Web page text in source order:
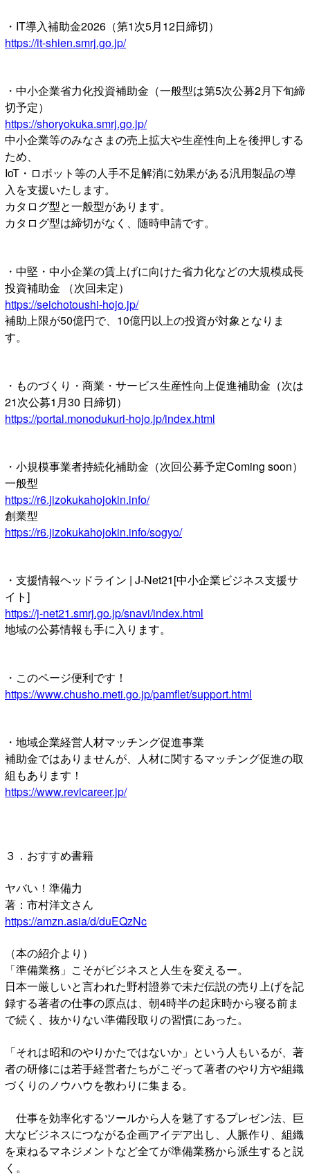
・IT導入補助金2026（第1次5月12日締切）
https://it-shien.smrj.go.jp/
・中小企業省力化投資補助金（一般型は第5次公募2月下旬締
切予定）
https://shoryokuka.smrj.go.jp/
中小企業等のみなさまの売上拡大や生産性向上を後押しする
ため、
IoT・ロボット等の人手不足解消に効果がある汎用製品の導
入を支援いたします。
カタログ型と一般型があります。
カタログ型は締切がなく、随時申請です。
・中堅・中小企業の賃上げに向けた省力化などの大規模成長
投資補助金 （次回未定）
https://seichotoushi-hojo.jp/
補助上限が50億円で、10億円以上の投資が対象となりま
す。
・ものづくり・商業・サービス生産性向上促進補助金（次は
21次公募1月30 日締切）
https://portal.monodukuri-hojo.jp/index.html
・小規模事業者持続化補助金（次回公募予定Coming soon）
一般型
https://r6.jizokukahojokin.info/
創業型
https://r6.jizokukahojokin.info/sogyo/
・支援情報ヘッドライン | J-Net21[中小企業ビジネス支援サ
イト]
https://j-net21.smrj.go.jp/snavi/index.html
地域の公募情報も手に入ります。
・このページ便利です！
https://www.chusho.meti.go.jp/pamflet/support.html
・地域企業経営人材マッチング促進事業
補助金ではありませんが、人材に関するマッチング促進の取
組もあります！
https://www.revicareer.jp/
３．おすすめ書籍
ヤバい！準備力
著：市村洋文さん
https://amzn.asia/d/duEQzNc
（本の紹介より）
「準備業務」こそがビジネスと人生を変えるー。
日本一厳しいと言われた野村證券で未だ伝説の売り上げを記
録する著者の仕事の原点は、朝4時半の起床時から寝る前ま
で続く、抜かりない準備段取りの習慣にあった。
「それは昭和のやりかたではないか」という人もいるが、著
者の研修には若手経営者たちがこぞって著者のやり方や組織
づくりのノウハウを教わりに集まる。
仕事を効率化するツールから人を魅了するプレゼン法、巨
大なビジネスにつながる企画アイデア出し、人脈作り、組織
を束ねるマネジメントなど全てが準備業務から派生すると説
く。